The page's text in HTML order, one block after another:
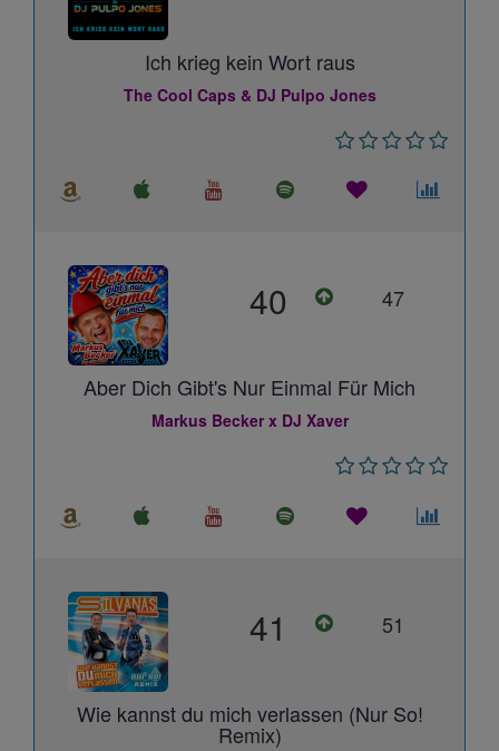
Ich krieg kein Wort raus
The Cool Caps & DJ Pulpo Jones
40 47
Aber Dich Gibt's Nur Einmal Für Mich
Markus Becker x DJ Xaver
41 51
Wie kannst du mich verlassen (Nur So!
Remix)